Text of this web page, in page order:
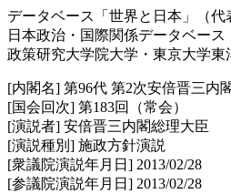
データベース「世界と日本」（代
日本政治・国際関係データベース
政策研究大学院大学・東京大学東
[内閣名] 第96代 第2次安倍晋三内
[国会回次] 第183回（常会）
[演説者] 安倍晋三内閣総理大臣
[演説種別] 施政方針演説
[衆議院演説年月日] 2013/02/28
[参議院演説年月日] 2013/02/28